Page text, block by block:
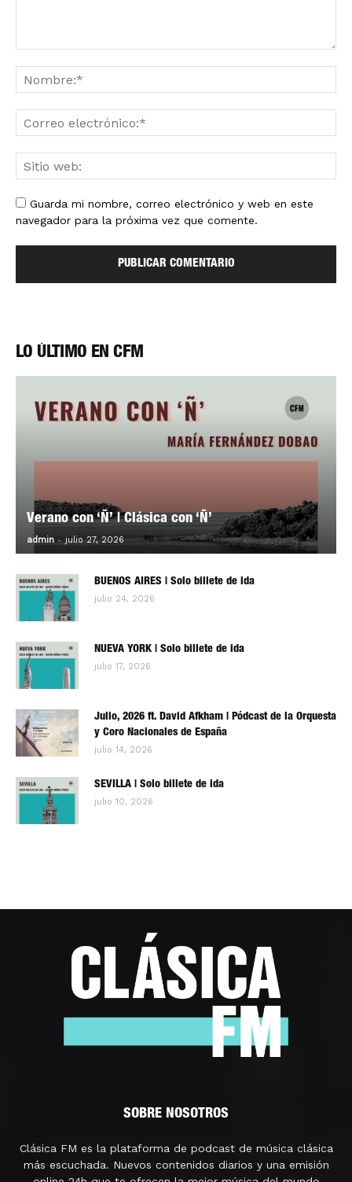
Guarda mi nombre, correo electrónico y web en este
navegador para la próxima vez que comente.
LO ÚLTIMO EN CFM
Verano con ‘Ñ’ | Clásica con ‘Ñ’
admin - julio 27, 2026 0
BUENOS AIRES | Solo billete de ida
julio 24, 2026
NUEVA YORK | Solo billete de ida
julio 17, 2026
Julio, 2026 ft. David Afkham | Pódcast de la Orquesta
y Coro Nacionales de España
julio 14, 2026
SEVILLA | Solo billete de ida
julio 10, 2026
SOBRE NOSOTROS
Clásica FM es la plataforma de podcast de música clásica
más escuchada. Nuevos contenidos diarios y una emisión